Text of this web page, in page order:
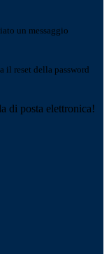
un messaggio
il reset della password
di posta elettronica!